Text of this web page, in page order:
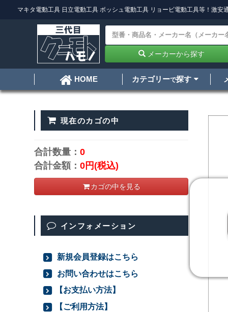
マキタ電動工具 日立電動工具 ボッシュ電動工具 リョービ電動工具等！激安
メーカーから探す
HOME カテゴリーで探す
現在のカゴの中
合計数量：0
合計金額：0円(税込)
カゴの中を見る
インフォメーション
新規会員登録はこちら
お問い合わせはこちら
【お支払い方法】
【ご利用方法】